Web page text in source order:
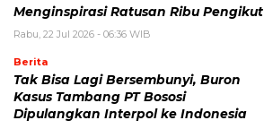
Menginspirasi Ratusan Ribu Pengikut
Rabu, 22 Jul 2026 - 06:36 WIB
Berita
Tak Bisa Lagi Bersembunyi, Buron
Kasus Tambang PT Bososi
Dipulangkan Interpol ke Indonesia